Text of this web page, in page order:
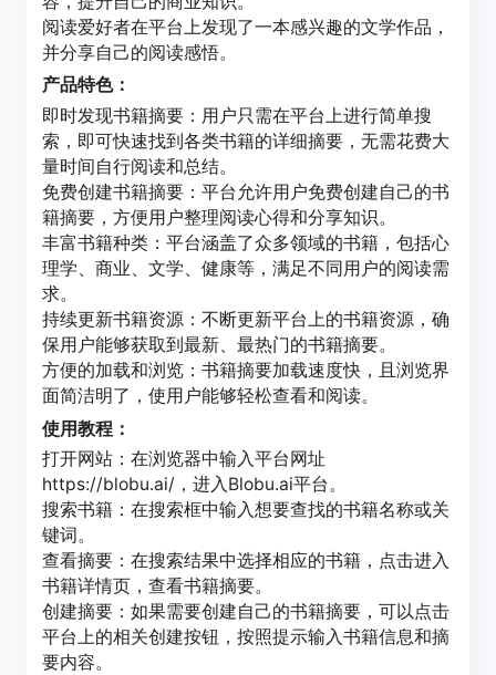
阅读爱好者在平台上发现了一本感兴趣的文学作品，
并分享自己的阅读感悟。
产品特色：
即时发现书籍摘要：用户只需在平台上进行简单搜
索，即可快速找到各类书籍的详细摘要，无需花费大
量时间自行阅读和总结。
免费创建书籍摘要：平台允许用户免费创建自己的书
籍摘要，方便用户整理阅读心得和分享知识。
丰富书籍种类：平台涵盖了众多领域的书籍，包括心
理学、商业、文学、健康等，满足不同用户的阅读需
求。
持续更新书籍资源：不断更新平台上的书籍资源，确
保用户能够获取到最新、最热门的书籍摘要。
方便的加载和浏览：书籍摘要加载速度快，且浏览界
面简洁明了，使用户能够轻松查看和阅读。
使用教程：
打开网站：在浏览器中输入平台网址
https://blobu.ai/，进入Blobu.ai平台。
搜索书籍：在搜索框中输入想要查找的书籍名称或关
键词。
查看摘要：在搜索结果中选择相应的书籍，点击进入
书籍详情页，查看书籍摘要。
创建摘要：如果需要创建自己的书籍摘要，可以点击
平台上的相关创建按钮，按照提示输入书籍信息和摘
要内容。